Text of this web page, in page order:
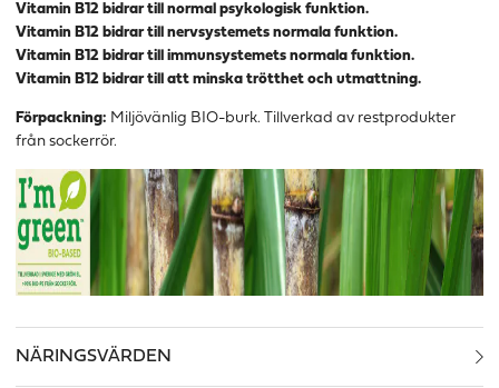
Vitamin B12 bidrar till normal psykologisk funktion.
Vitamin B12 bidrar till nervsystemets normala funktion.
Vitamin B12 bidrar till immunsystemets normala funktion.
Vitamin B12 bidrar till att minska trötthet och utmattning.
Förpackning: Miljövänlig BIO-burk. Tillverkad av restprodukter
från sockerrör.
NÄRINGSVÄRDEN